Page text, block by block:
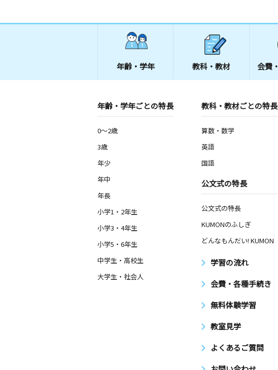
年齢・学年 教科・教材 会費・
年齢・学年ごとの特長
0～2歳
3歳
年少
年中
年長
小学1・2年生
小学3・4年生
小学5・6年生
中学生・高校生
大学生・社会人
教科・教材ごとの特長
算数・数学
英語
国語
公文式の特長
公文式の特長
KUMONのふしぎ
どんなもんだい! KUMON
学習の流れ
会費・各種手続き
無料体験学習
教室見学
よくあるご質問